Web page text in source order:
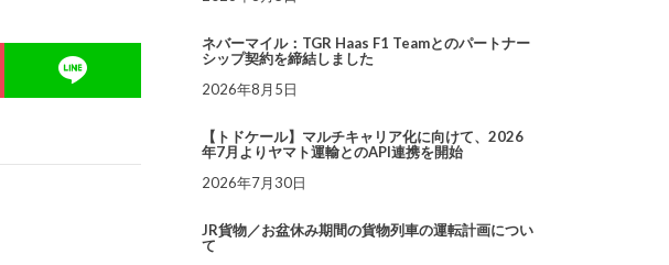
ネバーマイル：TGR Haas F1 Teamとのパートナー
シップ契約を締結しました
2026年8月5日
【トドケール】マルチキャリア化に向けて、2026
年7月よりヤマト運輸とのAPI連携を開始
2026年7月30日
JR貨物／お盆休み期間の貨物列車の運転計画につい
て